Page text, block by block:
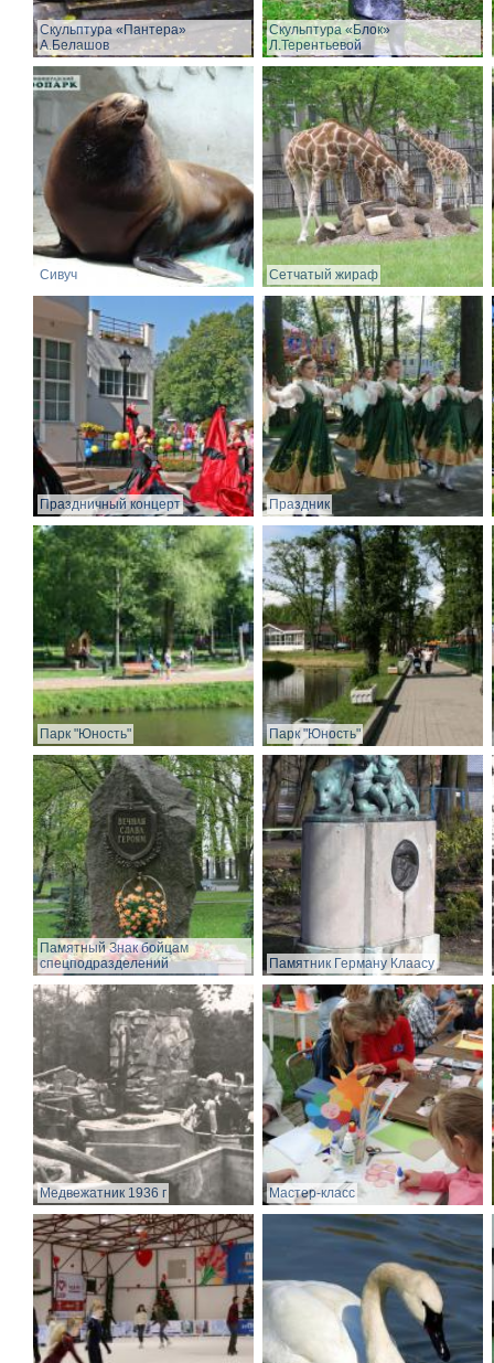
Скульптура «Пантера»
А.Белашов
Скульптура «Блок»
Л.Терентьевой
Сивуч Сетчатый жираф
Праздничный концерт Праздник
Парк "Юность" Парк "Юность"
Памятный Знак бойцам
спецподразделений
Памятник Герману Клаасу
Медвежатник 1936 г Мастер-класс